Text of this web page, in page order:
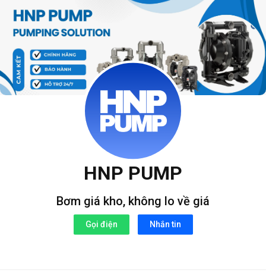
qua
dung
HNP PUMP
Bơm giá kho, không lo về giá
Gọi điện Nhắn tin